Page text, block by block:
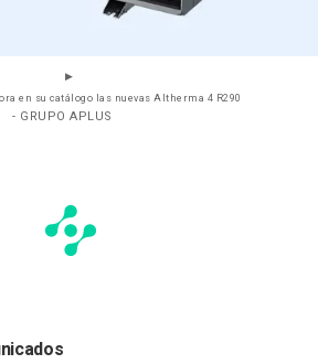
en su catálogo las nuevas Altherma 4 R290
- GRUPO APLUS